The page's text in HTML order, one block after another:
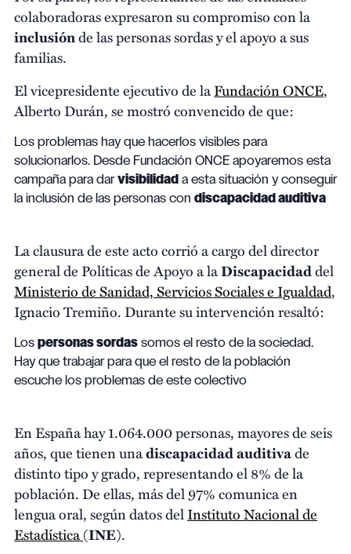
colaboradoras expresaron su compromiso con la
inclusiónde las personas sordas y el apoyo a sus
familias.
El vicepresidente ejecutivo de laFundación ONCE,
Alberto Durán, se mostró convencido de que:
Los problemas hay que hacerlos visibles para
solucionarlos. Desde Fundación ONCE apoyaremos esta
campaña para dar visibilidad a esta situación y conseguir
la inclusión de las personas con discapacidad auditiva
La clausura de este acto corrió a cargo del director
general de Políticas de Apoyo a laDiscapacidaddel
Ministerio de Sanidad, Servicios Sociales e Igualdad,
Ignacio Tremiño. Durante su intervención resaltó:
Los personas sordas somos el resto de la sociedad.
Hay que trabajar para que el resto de la población
escuche los problemas de este colectivo
En España hay 1.064.000 personas, mayores de seis
años, que tienen unadiscapacidad auditivade
distinto tipo y grado, representando el 8% de la
población. De ellas, más del 97% comunica en
lengua oral, según datos delInstituto Nacional de
Estadística(INE).